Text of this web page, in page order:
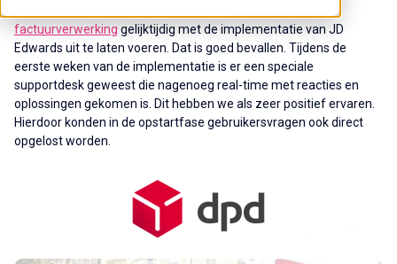
factuurverwerking gelijktijdig met de implementatie van JD
Edwards uit te laten voeren. Dat is goed bevallen. Tijdens de
eerste weken van de implementatie is er een speciale
supportdesk geweest die nagenoeg real-time met reacties en
oplossingen gekomen is. Dit hebben we als zeer positief ervaren.
Hierdoor konden in de opstartfase gebruikersvragen ook direct
opgelost worden.